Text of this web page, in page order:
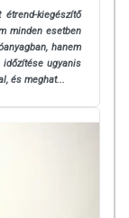
kiegészítő
minden esetben
hanem
időzítése ugyanis
és meghat...